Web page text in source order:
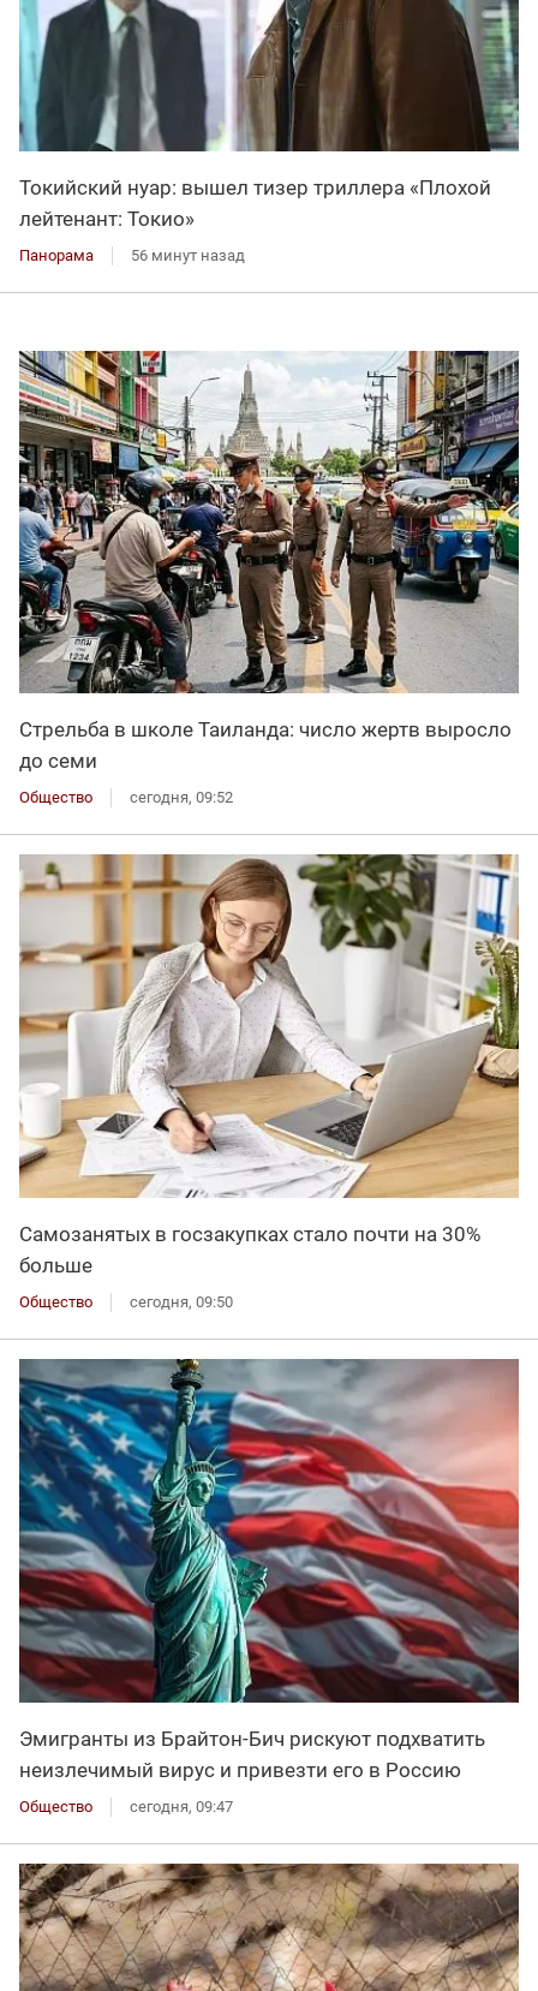
Токийский нуар: вышел тизер триллера «Плохой
лейтенант: Токио»
Панорама 56 минут назад
Стрельба в школе Таиланда: число жертв выросло
до семи
Общество сегодня, 09:52
Самозанятых в госзакупках стало почти на 30%
больше
Общество сегодня, 09:50
Эмигранты из Брайтон-Бич рискуют подхватить
неизлечимый вирус и привезти его в Россию
Общество сегодня, 09:47